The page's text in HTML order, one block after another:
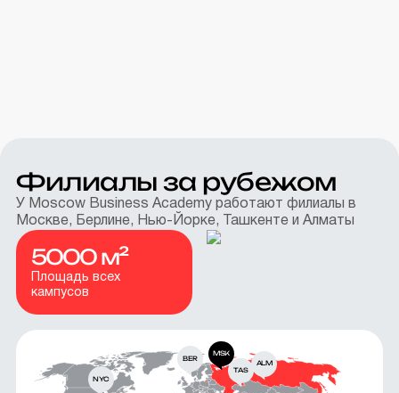
Филиалы за рубежом
У Moscow Business Academy работают филиалы в
Москве, Берлине, Нью-Йорке, Ташкенте и Алматы
5000 м²
Площадь всех
кампусов
MSK
NYC
TAS
ALM
BER